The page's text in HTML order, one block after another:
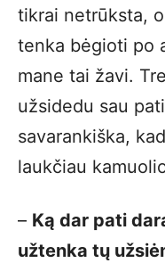
tikrai netrūksta,
tenka bėgioti po
mane tai žavi.
užsidedu sau
savarankiška,
laukčiau
– Ką dar pati
užtenka tų